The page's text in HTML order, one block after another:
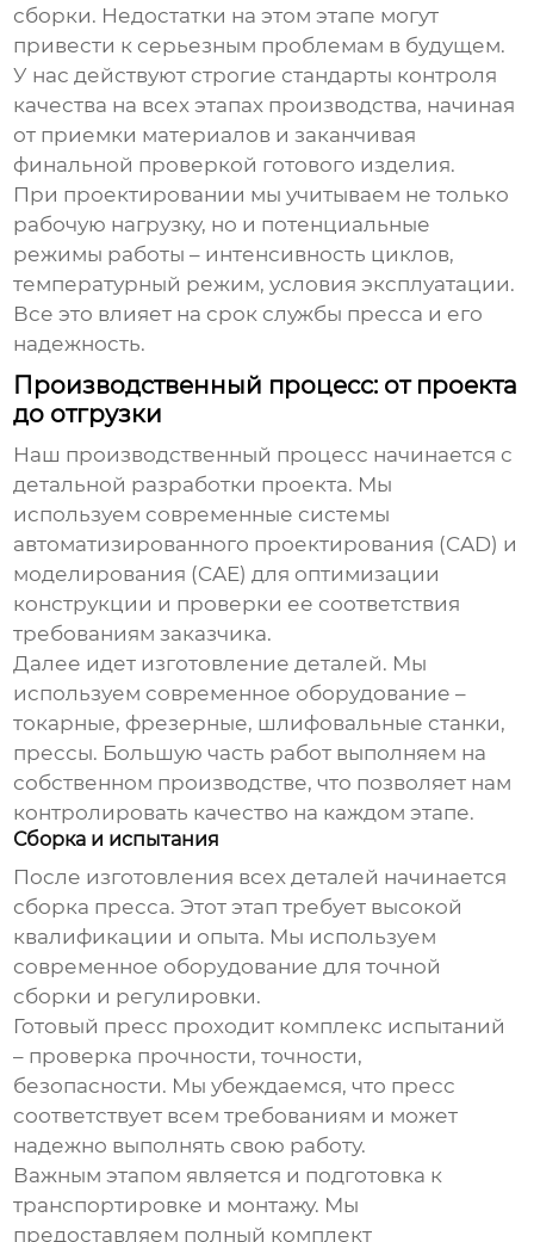
сборки. Недостатки на этом этапе могут
привести к серьезным проблемам в будущем.
У нас действуют строгие стандарты контроля
качества на всех этапах производства, начиная
от приемки материалов и заканчивая
финальной проверкой готового изделия.
При проектировании мы учитываем не только
рабочую нагрузку, но и потенциальные
режимы работы – интенсивность циклов,
температурный режим, условия эксплуатации.
Все это влияет на срок службы пресса и его
надежность.
Производственный процесс: от проекта
до отгрузки
Наш производственный процесс начинается с
детальной разработки проекта. Мы
используем современные системы
автоматизированного проектирования (CAD) и
моделирования (CAE) для оптимизации
конструкции и проверки ее соответствия
требованиям заказчика.
Далее идет изготовление деталей. Мы
используем современное оборудование –
токарные, фрезерные, шлифовальные станки,
прессы. Большую часть работ выполняем на
собственном производстве, что позволяет нам
контролировать качество на каждом этапе.
Сборка и испытания
После изготовления всех деталей начинается
сборка пресса. Этот этап требует высокой
квалификации и опыта. Мы используем
современное оборудование для точной
сборки и регулировки.
Готовый пресс проходит комплекс испытаний
– проверка прочности, точности,
безопасности. Мы убеждаемся, что пресс
соответствует всем требованиям и может
надежно выполнять свою работу.
Важным этапом является и подготовка к
транспортировке и монтажу. Мы
предоставляем полный комплект